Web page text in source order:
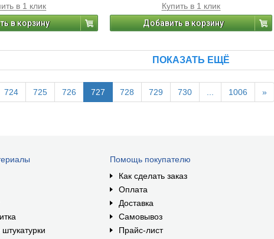
в 1 клик
в корзину
Купить в 1 клик
Добавить в корзину
ПОКАЗАТЬ ЕЩЁ
724 725 726 727 728 729 730 1006 »
Помощь покупателю
Как сделать заказ
Оплата
Доставка
Самовывоз
Прайс-лист